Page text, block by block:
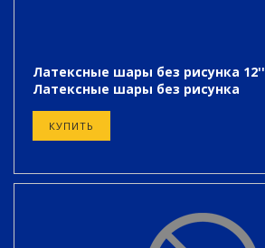
Латексные шары без рисунка 12''
Латексные шары без рисунка
КУПИТЬ